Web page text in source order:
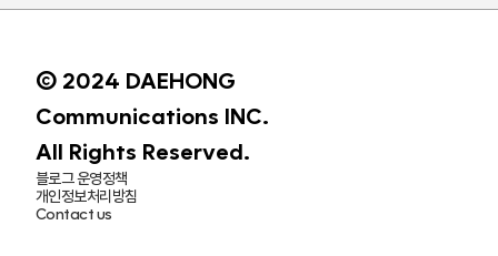
© 2024 DAEHONG
Communications INC.
All Rights Reserved.
블로그 운영정책
개인정보처리방침
Contact us